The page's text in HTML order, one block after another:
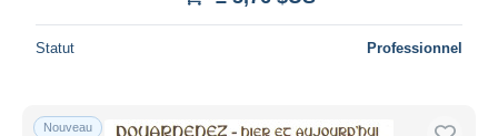
Statut Professionnel
Nouveau